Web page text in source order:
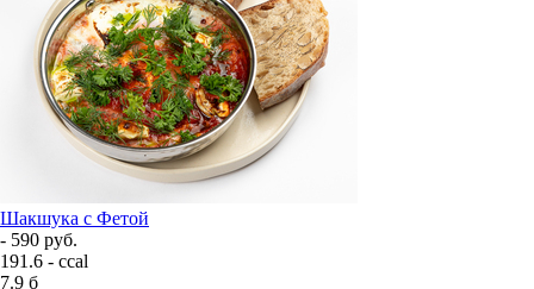
Шакшука с Фетой
- 590 руб.
191.6 - ccal
7.9 б